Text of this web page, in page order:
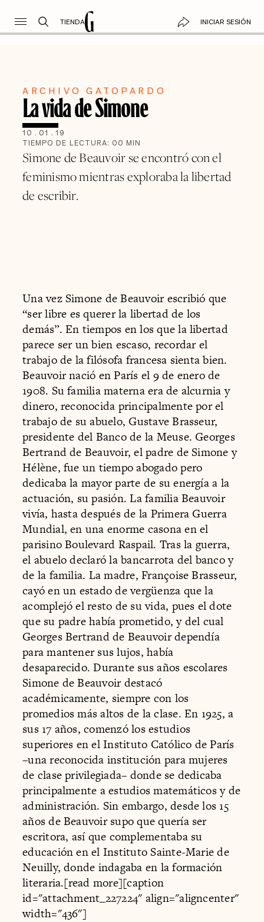
TIENDA INICIAR SESIÓN
ARCHIVO GATOPARDO
La vida de Simone
10 . 01 . 19
TIEMPO DE LECTURA: 00 MIN
Simone de Beauvoir se encontró con el
feminismo mientras exploraba la libertad
de escribir.
Una vez Simone de Beauvoir escribió que
“ser libre es querer la libertad de los
demás”. En tiempos en los que la libertad
parece ser un bien escaso, recordar el
trabajo de la filósofa francesa sienta bien.
Beauvoir nació en París el 9 de enero de
1908. Su familia materna era de alcurnia y
dinero, reconocida principalmente por el
trabajo de su abuelo, Gustave Brasseur,
presidente del Banco de la Meuse. Georges
Bertrand de Beauvoir, el padre de Simone y
Hélène, fue un tiempo abogado pero
dedicaba la mayor parte de su energía a la
actuación, su pasión. La familia Beauvoir
vivía, hasta después de la Primera Guerra
Mundial, en una enorme casona en el
parisino Boulevard Raspail. Tras la guerra,
el abuelo declaró la bancarrota del banco y
de la familia. La madre, Françoise Brasseur,
cayó en un estado de vergüenza que la
acomplejó el resto de su vida, pues el dote
que su padre había prometido, y del cual
Georges Bertrand de Beauvoir dependía
para mantener sus lujos, había
desaparecido. Durante sus años escolares
Simone de Beauvoir destacó
académicamente, siempre con los
promedios más altos de la clase. En 1925, a
sus 17 años, comenzó los estudios
superiores en el Instituto Católico de París
–una reconocida institución para mujeres
de clase privilegiada– donde se dedicaba
principalmente a estudios matemáticos y de
administración. Sin embargo, desde los 15
años de Beauvoir supo que quería ser
escritora, así que complementaba su
educación en el Instituto Sainte-Marie de
Neuilly, donde indagaba en la formación
literaria.[read more][caption
id="attachment_227224" align="aligncenter"
width="436"]